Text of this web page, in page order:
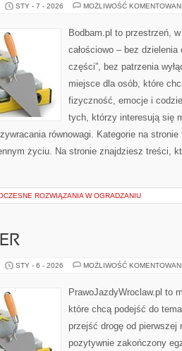
STY - 7 - 2026 MOŻLIWOŚĆ
Bodbam.pl to przestrzeń,
całościowo – bez dzielenia
części”, bez patrzenia
miejsce dla osób, które
fizyczność, emocje i
tych, którzy interesują się
równowagi. Kategorie na
życiu. Na stronie znajdziesz treści,
ROZWIĄZANIA W OGRADZANIU
STY - 6 - 2026 MOŻLIWOŚĆ
PrawoJazdyWroclaw.pl to
które chcą podejść do
przejść drogę od pierwszej
pozytywnie zakończony